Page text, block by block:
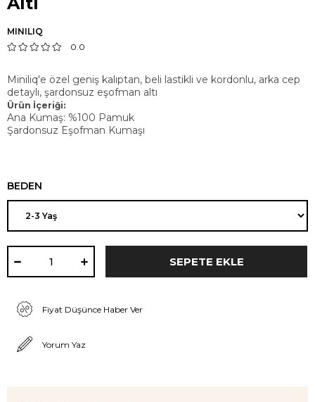
MINILIQ
0.0
Miniliq'e özel geniş kalıptan, beli lastikli ve kordonlu, arka cep
detaylı, şardonsuz eşofman altı
Ürün İçeriği:
Ana Kumaş: %100 Pamuk
Şardonsuz Eşofman Kumaşı
BEDEN
Fiyat Düşünce Haber Ver
Yorum Yaz